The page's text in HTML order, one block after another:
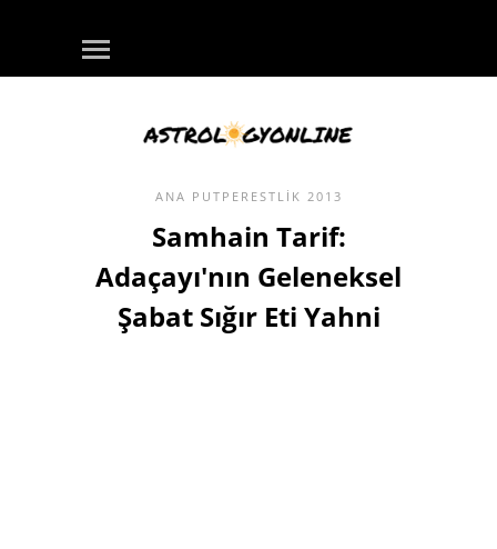
ANA PUTPERESTLIK 2013
Samhain Tarif:
Adaçayı'nın Geleneksel
Şabat Sığır Eti Yahni